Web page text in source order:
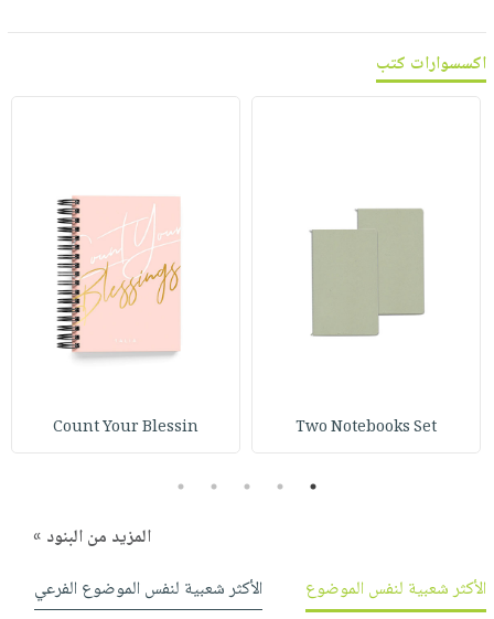
اكسسوارات كتب
Two Notebooks Set
Count Your Blessin
1
2
3
4
5
المزيد من البنود »
الأكثر شعبية لنفس الموضوع
الأكثر شعبية لنفس الموضوع الفرعي